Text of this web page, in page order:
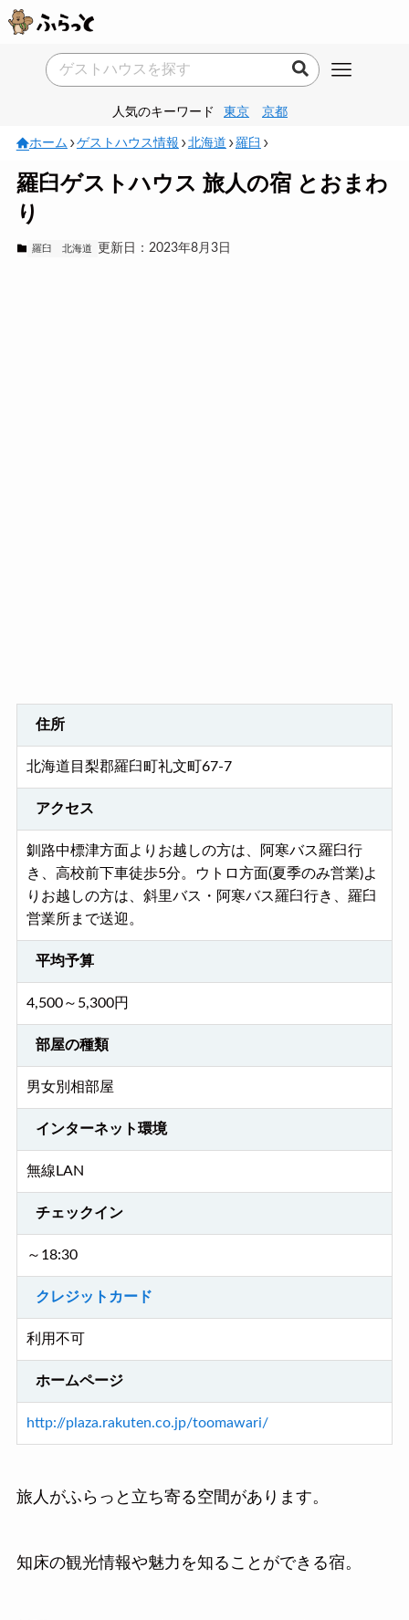
人気のキーワード 東京 京都
ホーム ゲストハウス情報 北海道 羅臼
羅臼ゲストハウス 旅人の宿 とおまわ
り
羅臼 北海道 更新日：2023年8月3日
住所
北海道目梨郡羅臼町礼文町67-7
アクセス
釧路中標津方面よりお越しの方は、阿寒バス羅臼行
き、高校前下車徒歩5分。ウトロ方面(夏季のみ営業)よ
りお越しの方は、斜里バス・阿寒バス羅臼行き、羅臼
営業所まで送迎。
平均予算
4,500～5,300円
部屋の種類
男女別相部屋
インターネット環境
無線LAN
チェックイン
～18:30
クレジットカード
利用不可
ホームページ
http://plaza.rakuten.co.jp/toomawari/
旅人がふらっと立ち寄る空間があります。
知床の観光情報や魅力を知ることができる宿。